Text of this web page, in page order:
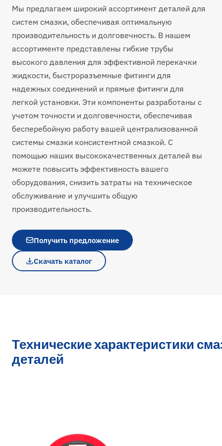
Мы предлагаем широкий ассортимент деталей для
систем смазки, обеспечивая оптимальную
производительность и долговечность. В нашем
ассортименте представлены гибкие трубы
высокого давления для эффективной перекачки
жидкости, быстроразъемные фитинги для
надежных соединений и прямые фитинги для
легкой установки. Эти компоненты разработаны с
учетом точности и долговечности, обеспечивая
бесперебойную работу вашей централизованной
системы смазки консистентной смазкой. С
помощью наших высококачественных деталей вы
можете повысить эффективность вашего
оборудования, снизить затраты на техническое
обслуживание и улучшить общую
производительность.
Получить предложение
Скачать каталог
Технические характеристики
деталей